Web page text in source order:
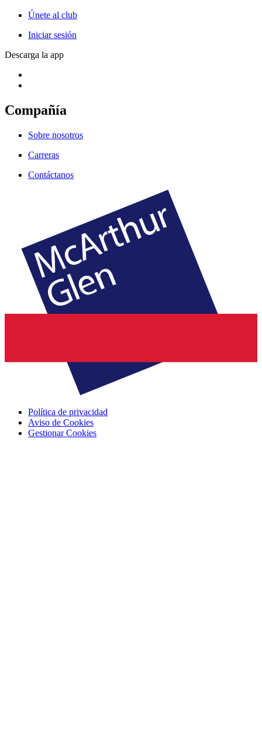
Únete al club
Iniciar sesión
Descarga la app
Compañía
Sobre nosotros
Carreras
Contáctanos
Política de privacidad
Aviso de Cookies
Gestionar Cookies